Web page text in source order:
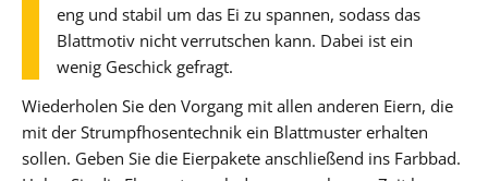
eng und stabil um das Ei zu spannen, sodass das
Blattmotiv nicht verrutschen kann. Dabei ist ein
wenig Geschick gefragt.
Wiederholen Sie den Vorgang mit allen anderen Eiern, die
mit der Strumpfhosentechnik ein Blattmuster erhalten
sollen. Geben Sie die Eierpakete anschließend ins Farbbad.